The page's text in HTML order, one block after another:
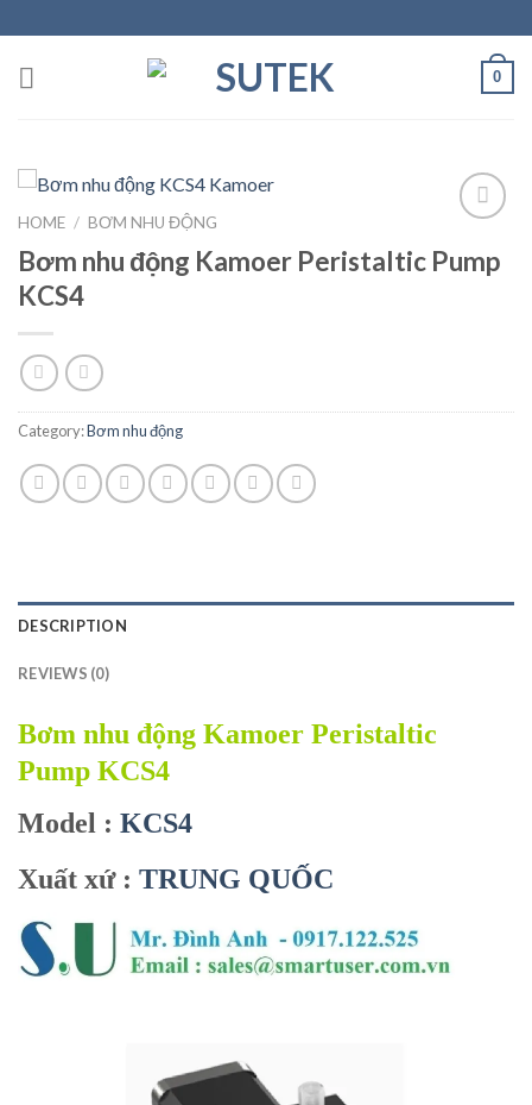
to
content
0
Add to
HOME / BƠM NHU ĐỘNG
Bơm nhu động Kamoer Peristaltic Pump
KCS4
Category:Bơm nhu động
DESCRIPTION
REVIEWS (0)
Bơm nhu động Kamoer Peristaltic
Pump KCS4
Model : KCS4
Xuất xứ : TRUNG QUỐC